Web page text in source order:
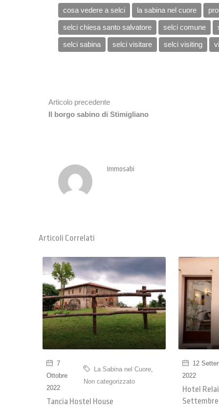
cosa vedere a selci
la sabina nel cuore
selci chiesa santo salvatore selci comune
selci sabina selci visitare selci visiting
Articolo precedente
Il borgo sabino di Stimigliano
Immosabi
Articoli Correlati
7
Ottobre
2022
La Sabina nel Cuore,
Non categorizzato
Tancia Hostel House
12
2022
Hotel
Settembre